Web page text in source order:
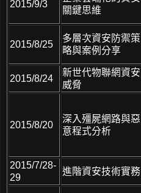
2015/9/3
關鍵思維
2015/8/25
多層次資安防禦策
略與案例分享
2015/8/24
新世代物聯網資安
威脅
2015/8/20
深入殭屍網路與惡
意程式分析
2015/7/28-
29
進階資安技術實務